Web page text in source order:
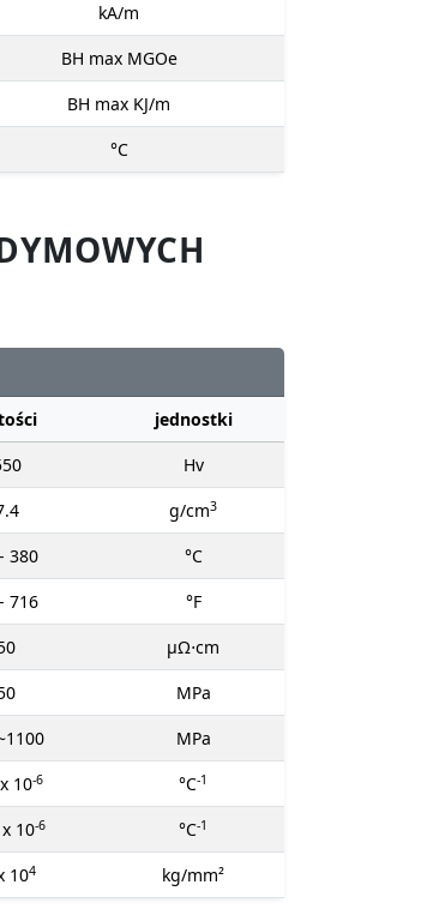
kA/m
BH max MGOe
BH max KJ/m
°C
jednostki
Hv
g/cm3
380
°C
716
°F
μΩ⋅cm
MPa
MPa
10-6 °C-1
10-6 °C-1
104 kg/mm²